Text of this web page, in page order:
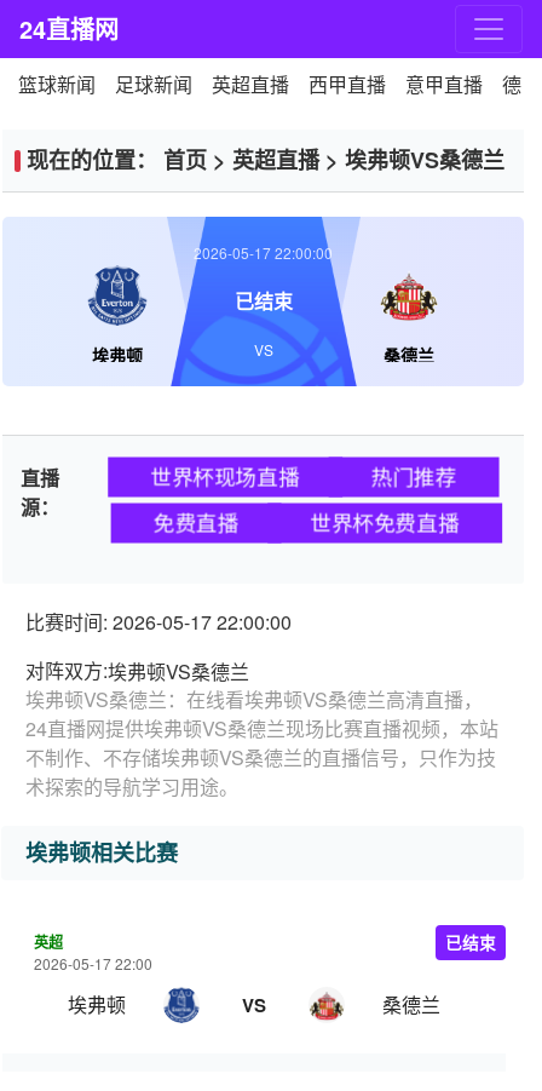
24直播网
篮球新闻 足球新闻 英超直播 西甲直播 意甲直播 德
现在的位置： 首页 > 英超直播> 埃弗顿VS桑德兰
埃弗顿 桑德兰
2026-05-17 22:00:00
已结束
VS
直播
源：
世界杯现场直播
热门推荐
免费直播
世界杯免费直播
比赛时间: 2026-05-17 22:00:00
对阵双方:埃弗顿VS桑德兰
埃弗顿VS桑德兰：在线看埃弗顿VS桑德兰高清直播，
24直播网提供埃弗顿VS桑德兰现场比赛直播视频，本站
不制作、不存储埃弗顿VS桑德兰的直播信号，只作为技
术探索的导航学习用途。
埃弗顿相关比赛
英超
2026-05-17 22:00
埃弗顿 VS 桑德兰
已结束